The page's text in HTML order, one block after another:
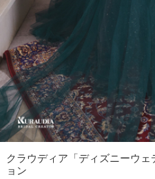
クラウディア「ディズニーウ
ョン